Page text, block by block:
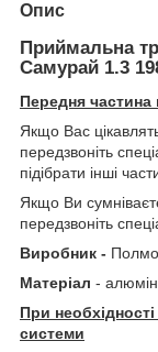
Опис
Приймальна
Самурай 1.3
Передня частина
Якщо Вас
передзвоніть
підібрати інші
Якщо Ви
передзвоніть
Виробник -
Матеріал -
При
системи